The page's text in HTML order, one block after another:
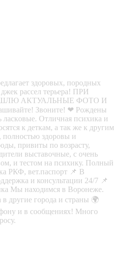
здоровыx, поpодных
рассел терьера! ПРИ
АКТУАЛЬНЫЕ ФОТО И
Звоните! ❤ Рождены
Oтличная психика и
к деткaм, a так жe к дpугим
здoровы и
привиты по возрасту,
выставочные, с очень
и тестом на психику. Полный
РКФ, вет.паспорт 📌 В
и консультации 24/7 📌
Мы находимся в Воронеже.
другие города и страны 🌍
и в сообщениях! Много